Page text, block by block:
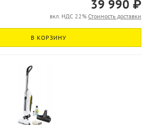
39 990 ₽
вкл. НДС 22% Стоимость доставки
В КОРЗИНУ